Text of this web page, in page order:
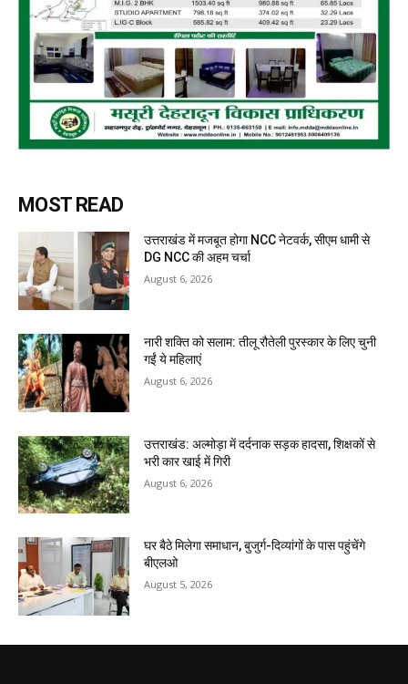
MOST READ
उत्तराखंड में मजबूत होगा NCC नेटवर्क, सीएम धामी से
DG NCC की अहम चर्चा
August 6, 2026
नारी शक्ति को सलाम: तीलू रौतेली पुरस्कार के लिए चुनी
गईं ये महिलाएं
August 6, 2026
उत्तराखंड: अल्मोड़ा में दर्दनाक सड़क हादसा, शिक्षकों से
भरी कार खाई में गिरी
August 6, 2026
घर बैठे मिलेगा समाधान, बुजुर्ग-दिव्यांगों के पास पहुंचेंगे
बीएलओ
August 5, 2026